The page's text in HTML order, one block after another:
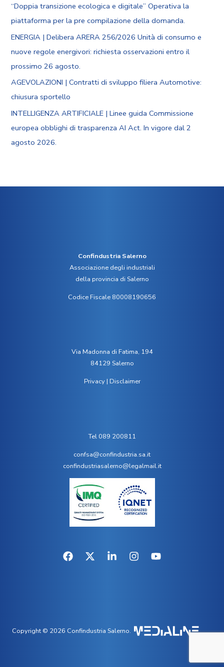
“Doppia transizione ecologica e digitale” Operativa la
piattaforma per la pre compilazione della domanda.
ENERGIA | Delibera ARERA 256/2026 Unità di consumo e
nuove regole energivori: richiesta osservazioni entro il
prossimo 26 agosto.
AGEVOLAZIONI | Contratti di sviluppo filiera Automotive:
chiusura sportello
INTELLIGENZA ARTIFICIALE | Linee guida Commissione
europea obblighi di trasparenza AI Act. In vigore dal 2
agosto 2026.
Confindustria Salerno
Associazione degli industriali
della provincia di Salerno
Codice Fiscale 80008190656
Via Madonna di Fatima, 194
84129 Salerno
Privacy| Disclaimer
Tel 089 200811
confsa@confindustria.sa.it
confindustriasalerno@legalmail.it
Copyright © 2026 Confindustria Salerno.